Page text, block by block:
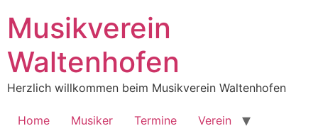
Musikverein
Waltenhofen
Herzlich willkommen beim Musikverein Waltenhofen
Home Musiker Termine
Verein